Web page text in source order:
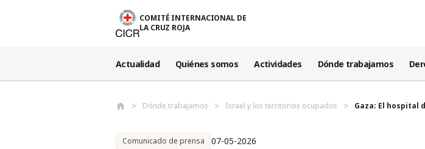
COMITÉ INTERNACIONAL DE
LA CRUZ ROJA
Actualidad Quiénes somos Actividades Dónde trabajamos
Dónde trabajamos Israel y los territorios ocupados Gaza: El hospital
Comunicado de prensa 07-05-2026